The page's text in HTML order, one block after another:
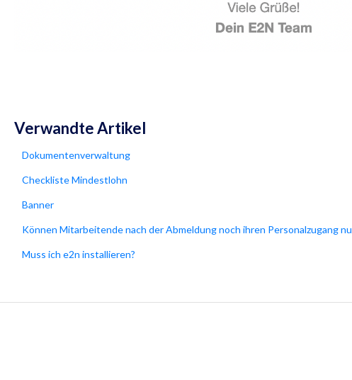
Verwandte Artikel
Dokumentenverwaltung
Checkliste Mindestlohn
Banner
Können Mitarbeitende nach der Abmeldung noch ihren Personalzugang
Muss ich e2n installieren?